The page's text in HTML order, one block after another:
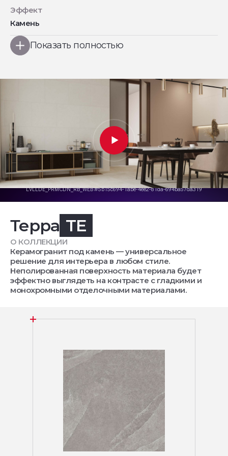
Эффект
Камень
Показать полностью
Терра TE
О КОЛЛЕКЦИИ
Керамогранит под камень — универсальное
решение для интерьера в любом стиле.
Неполированная поверхность материала будет
эффектно выглядеть на контрасте с гладкими и
монохромными отделочными материалами.